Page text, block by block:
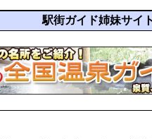
駅街ガイド姉妹サイ